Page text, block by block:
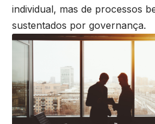
individual, mas de processos
sustentados por governança.